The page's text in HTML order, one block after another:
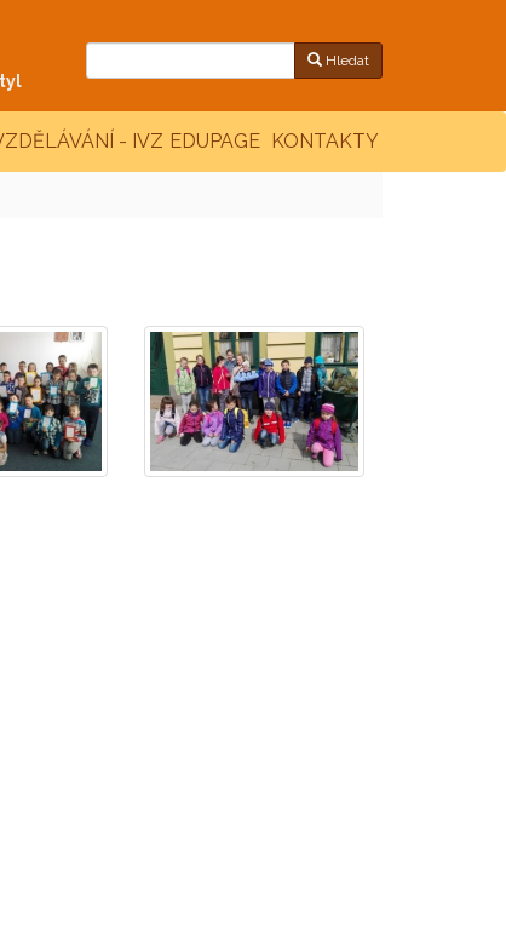
Hledat
- IVZ EDUPAGE KONTAKTY